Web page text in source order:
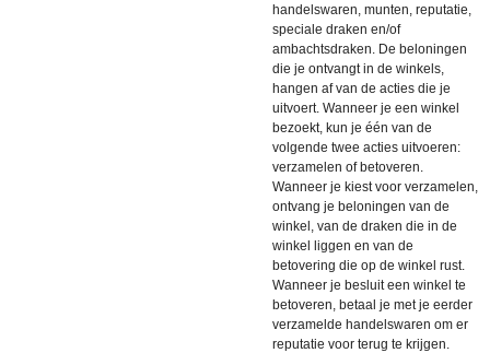
handelswaren, munten, reputatie,
speciale draken en/of
ambachtsdraken. De beloningen
die je ontvangt in de winkels,
hangen af van de acties die je
uitvoert. Wanneer je een winkel
bezoekt, kun je één van de
volgende twee acties uitvoeren:
verzamelen of betoveren.
Wanneer je kiest voor verzamelen,
ontvang je beloningen van de
winkel, van de draken die in de
winkel liggen en van de
betovering die op de winkel rust.
Wanneer je besluit een winkel te
betoveren, betaal je met je eerder
verzamelde handelswaren om er
reputatie voor terug te krijgen.